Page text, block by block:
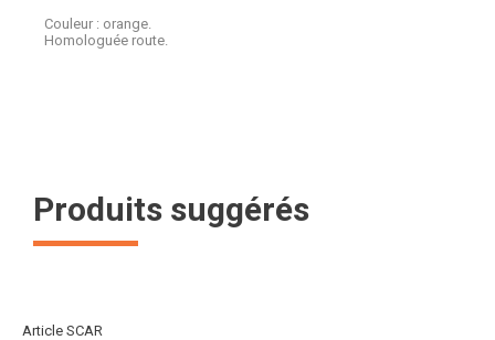
Couleur : orange.
Homologuée route.
Produits suggérés
Article SCAR